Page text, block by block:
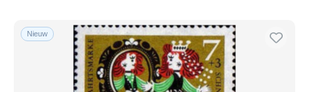
Nieuw